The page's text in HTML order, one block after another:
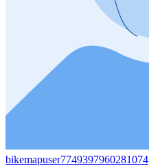
bikemapuser7749397960281074